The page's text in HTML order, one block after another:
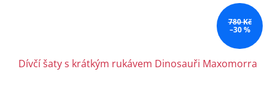
780 Kč
–30 %
Dívčí šaty s krátkým rukávem Dinosauři Maxomorra